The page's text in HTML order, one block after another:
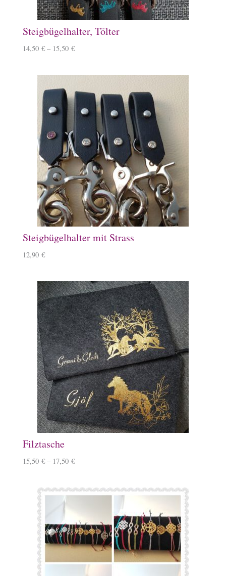
Steigbügelhalter, Tölter
14,50 € – 15,50 €
Steigbügelhalter mit Strass
12,90 €
Filztasche
15,50 € – 17,50 €